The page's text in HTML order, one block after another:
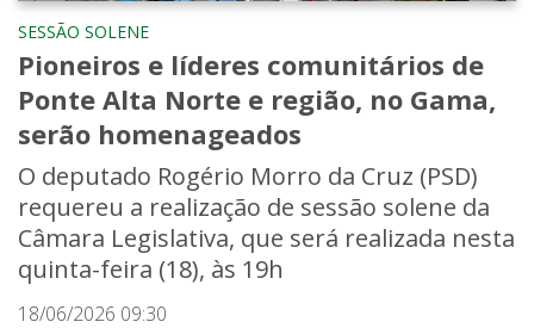
SESSÃO SOLENE
Pioneiros e líderes comunitários de
Ponte Alta Norte e região, no Gama,
serão homenageados
O deputado Rogério Morro da Cruz (PSD)
requereu a realização de sessão solene da
Câmara Legislativa, que será realizada nesta
quinta-feira (18), às 19h
18/06/2026 09:30